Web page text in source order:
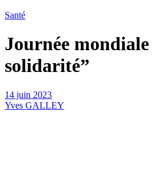
Santé
Journée
solidarité”
14 juin 2023
Yves GALLEY